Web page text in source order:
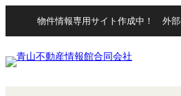
を
キ
物件情報専用サイト作成中！ 外